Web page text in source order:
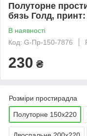
Полуторне
бязь Голд,
В наявності
Код: G-Пр-150-7876
230 ₴
Розміри простирадла
Полуторне 150х220